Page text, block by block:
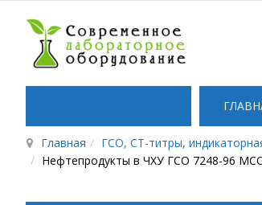
Главная ГСО, СТ-титры,
Нефтепродукты в ЧХУ ГСО 7248-96